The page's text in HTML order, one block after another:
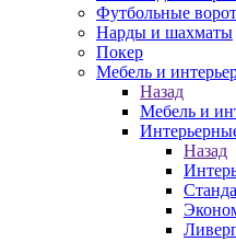
Футбольные
Нарды и шахматы
Покер
Мебель и
Назад
Мебель и
Назад